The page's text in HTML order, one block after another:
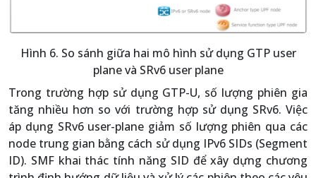
Hình 6. So sánh giữa hai mô hình sử dụng GTP user
plane và SRv6 user plane
Trong trường hợp sử dụng GTP-U, số lượng phiên gia
tăng nhiều hơn so với trường hợp sử dụng SRv6. Việc
áp dụng SRv6 user-plane giảm số lượng phiên qua các
node trung gian bằng cách sử dụng IPv6 SIDs (Segment
ID). SMF khai thác tính năng SID để xây dựng chương